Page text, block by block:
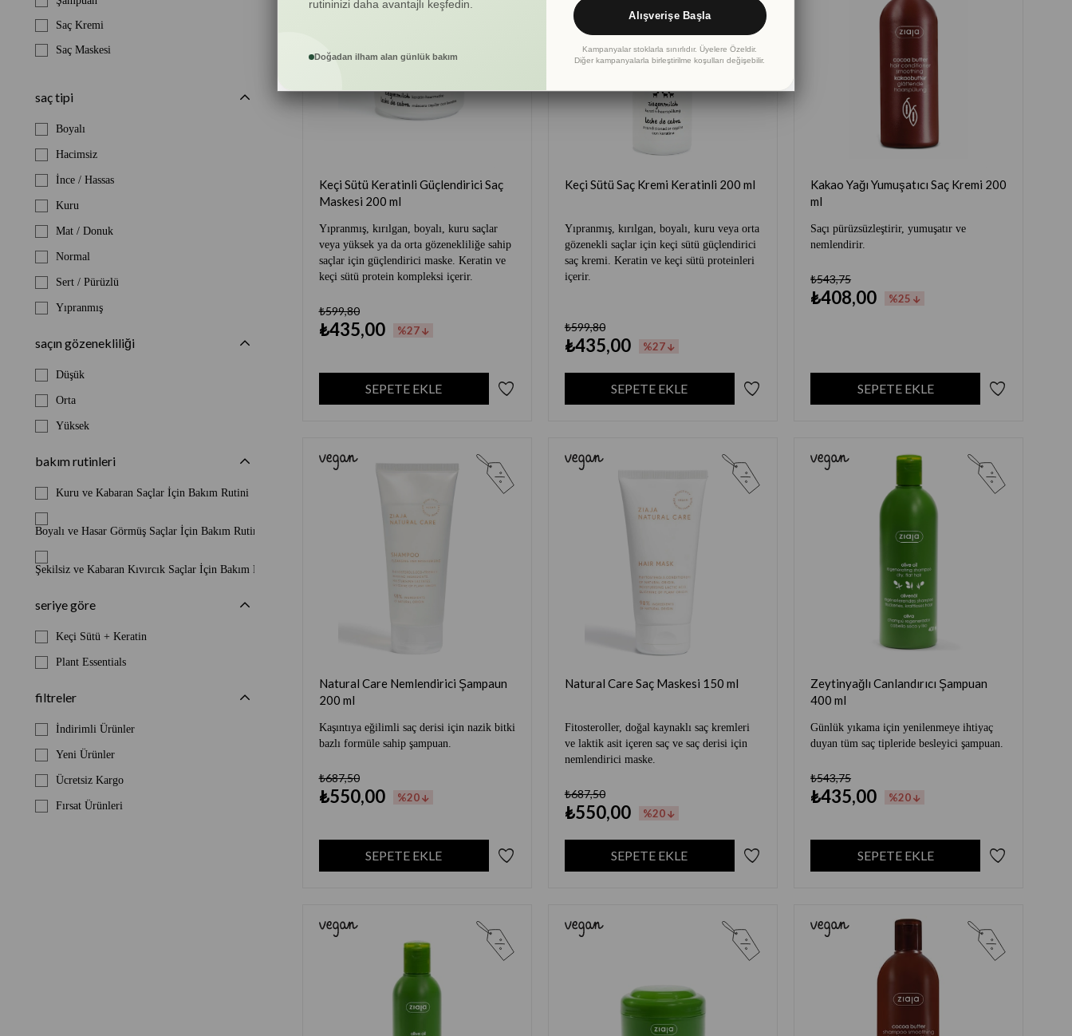
Saç Kremi
Saç Maskesi
saç tipi
Boyalı
Hacimsiz
İnce / Hassas
Kuru
Mat / Donuk
Normal
Sert / Pürüzlü
Yıpranmış
saçın gözenekliliği
Düşük
Orta
Yüksek
bakım rutinleri
Kuru ve Kabaran Saçlar İçin Bakım Rutini
Boyalı ve Hasar Görmüş Saçlar İçin Bakım Rutini
Şekilsiz ve Kabaran Kıvırcık Saçlar İçin Bakım Rutini
seriye göre
Keçi Sütü + Keratin
Plant Essentials
filtreler
İndirimli Ürünler
Yeni Ürünler
Ücretsiz Kargo
Fırsat Ürünleri
Keçi Sütü Keratinli Güçlendirici Saç
Maskesi 200 ml
Yıpranmış, kırılgan, boyalı, kuru saçlar
veya yüksek ya da orta gözenekliliğe sahip
saçlar için güçlendirici maske. Keratin ve
keçi sütü protein kompleksi içerir.
₺435,00
₺599,80
%27
SEPETE EKLE
Keçi Sütü Saç Kremi Keratinli 200 ml
Yıpranmış, kırılgan, boyalı, kuru veya orta
gözenekli saçlar için keçi sütü güçlendirici
saç kremi. Keratin ve keçi sütü proteinleri
içerir.
₺435,00
₺599,80
%27
SEPETE EKLE
Kakao Yağı Yumuşatıcı Saç Kremi 200
ml
Saçı pürüzsüzleştirir, yumuşatır ve
nemlendirir.
₺408,00
₺543,75
%25
SEPETE EKLE
Natural Care Nemlendirici Şampaun
200 ml
Kaşıntıya eğilimli saç derisi için nazik bitki
bazlı formüle sahip şampuan.
₺550,00
₺687,50
%20
SEPETE EKLE
Natural Care Saç Maskesi 150 ml
Fitosteroller, doğal kaynaklı saç kremleri
ve laktik asit içeren saç ve saç derisi için
nemlendirici maske.
₺550,00
₺687,50
%20
SEPETE EKLE
Zeytinyağlı Canlandırıcı Şampuan
400 ml
Günlük yıkama için yenilenmeye ihtiyaç
duyan tüm saç tipleride besleyici şampuan.
₺435,00
₺543,75
%20
SEPETE EKLE
rutininizi daha avantajlı keşfedin.
Doğadan ilham alan günlük bakım
Alışverişe Başla
Kampanyalar stoklarla sınırlıdır. Üyelere Özeldir.
Diğer kampanyalarla birleştirilme koşulları değişebilir.